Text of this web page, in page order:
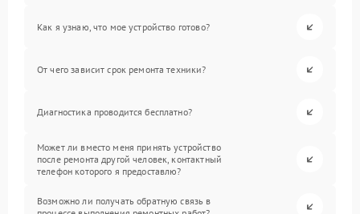
Как я узнаю, что мое устройство готово?
От чего зависит срок ремонта техники?
Диагностика проводится бесплатно?
Может ли вместо меня принять устройство
после ремонта другой человек, контактный
телефон которого я предоставлю?
Возможно ли получать обратную связь в